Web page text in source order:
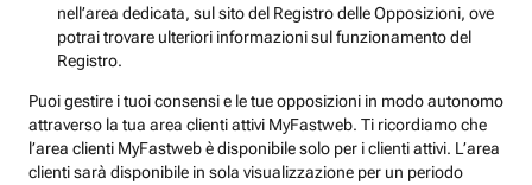
nell’area dedicata, sul sito del Registro delle Opposizioni, ove
potrai trovare ulteriori informazioni sul funzionamento del
Registro.
Puoi gestire i tuoi consensi e le tue opposizioni in modo autonomo
attraverso la tua area clienti attivi MyFastweb. Ti ricordiamo che
l’area clienti MyFastweb è disponibile solo per i clienti attivi. L’area
clienti sarà disponibile in sola visualizzazione per un periodo